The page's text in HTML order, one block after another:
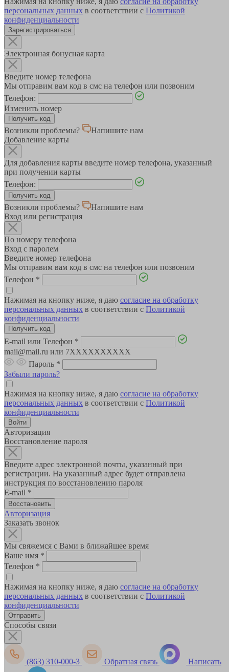
персональных данных в соответствии с Политикой
конфиденциальности
Зарегистрироваться
Электронная бонусная карта
Введите номер телефона
Мы отправим вам код в смс на телефон или позвоним
Телефон:
Изменить номер
Возникли проблемы?
Напишите нам
Добавление карты
Для добавления карты введите номер телефона, указанный
при получении карты
Телефон:
Возникли проблемы?
Напишите нам
Вход или регистрация
По номеру телефона
Вход с паролем
Введите номер телефона
Мы отправим вам код в смс на телефон или позвоним
Телефон *
Нажимая на кнопку ниже, я даю согласие на обработку
персональных данных в соответствии с Политикой
конфиденциальности
E-mail или Телефон *
mail@mail.ru или 7XXXXXXXXXX
Пароль *
Забыли пароль?
Нажимая на кнопку ниже, я даю согласие на обработку
персональных данных в соответствии с Политикой
конфиденциальности
Авторизация
Восстановление пароля
Введите адрес электронной почты, указанный при
регистрации. На указанный адрес будет отправлена
инструкция по восстановлению пароля
E-mail *
Авторизация
Заказать звонок
Мы свяжемся с Вами в ближайшее время
Ваше имя *
Телефон *
Нажимая на кнопку ниже, я даю согласие на обработку
персональных данных в соответствии с Политикой
конфиденциальности
Способы связи
(863) 310-000-3 Обратная связь Написать